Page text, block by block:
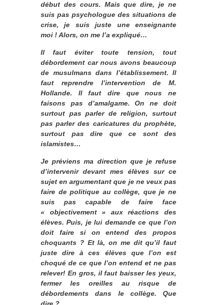
début des cours. Mais que dire, je ne
suis pas psychologue des situations de
crise, je suis juste une enseignante
moi ! Alors, on me l’a expliqué…
Il faut éviter toute tension, tout
débordement car nous avons beaucoup
de musulmans dans l’établissement. Il
faut reprendre l’intervention de M.
Hollande. Il faut dire que nous ne
faisons pas d’amalgame. On ne doit
surtout pas parler de religion, surtout
pas parler des caricatures du prophète,
surtout pas dire que ce sont des
islamistes…
Je préviens ma direction que je refuse
d’intervenir devant mes élèves sur ce
sujet en argumentant que je ne veux pas
faire de politique au collège, que je ne
suis pas capable de faire face
« objectivement » aux réactions des
élèves. Puis, je lui demande ce que l’on
doit faire si on entend des propos
choquants ? Et là, on me dit qu’il faut
juste dire à ces élèves que l’on est
choqué de ce que l’on entend et ne pas
relever! En gros, il faut baisser les yeux,
fermer les oreilles au risque de
débordements dans le collège. Que